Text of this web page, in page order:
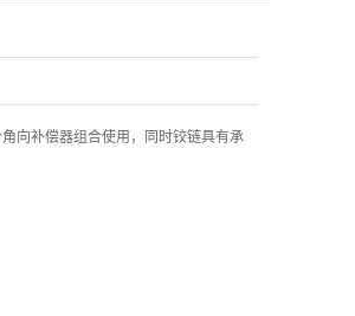
向补偿器组合使用，同时铰链具有承